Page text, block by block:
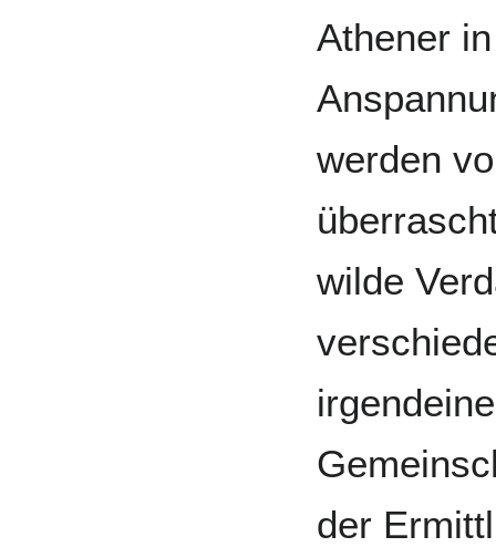
Athener
werden
wilde
der